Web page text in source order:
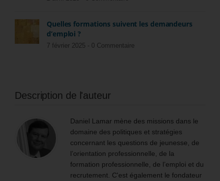
Quelles formations suivent les demandeurs
d’emploi ?
7 février 2025 - 0 Commentaire
Description de l'auteur
Daniel Lamar mène des missions dans le
domaine des politiques et stratégies
concernant les questions de jeunesse, de
l’orientation professionnelle, de la
formation professionnelle, de l’emploi et du
recrutement. C'est également le fondateur